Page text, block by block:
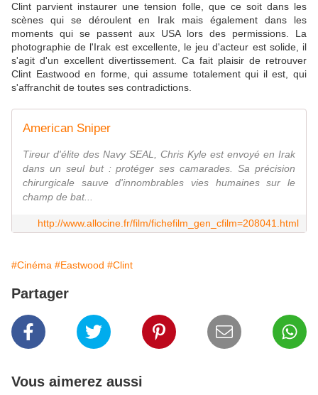
Clint parvient instaurer une tension folle, que ce soit dans les
scènes qui se déroulent en Irak mais également dans les
moments qui se passent aux USA lors des permissions. La
photographie de l'Irak est excellente, le jeu d'acteur est solide, il
s'agit d'un excellent divertissement. Ca fait plaisir de retrouver
Clint Eastwood en forme, qui assume totalement qui il est, qui
s'affranchit de toutes ses contradictions.
American Sniper
Tireur d'élite des Navy SEAL, Chris Kyle est envoyé en Irak
dans un seul but : protéger ses camarades. Sa précision
chirurgicale sauve d'innombrables vies humaines sur le
champ de bat...
http://www.allocine.fr/film/fichefilm_gen_cfilm=208041.html
#Cinéma #Eastwood #Clint
Partager
Vous aimerez aussi